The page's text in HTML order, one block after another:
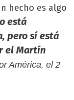
hecho es algo
está
pero sí está
el Martín
América, el 2